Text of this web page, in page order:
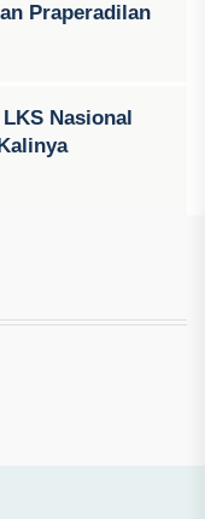
Praperadilan
Nasional